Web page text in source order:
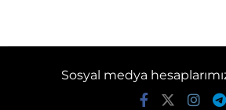
Sosyal medya